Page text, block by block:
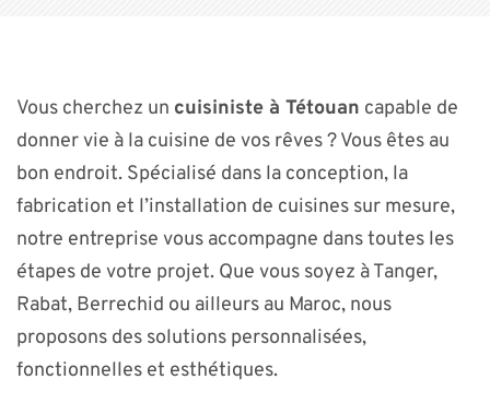
Vous cherchez un cuisiniste à Tétouan capable de
donner vie à la cuisine de vos rêves ? Vous êtes au
bon endroit. Spécialisé dans la conception, la
fabrication et l’installation de cuisines sur mesure,
notre entreprise vous accompagne dans toutes les
étapes de votre projet. Que vous soyez à Tanger,
Rabat, Berrechid ou ailleurs au Maroc, nous
proposons des solutions personnalisées,
fonctionnelles et esthétiques.